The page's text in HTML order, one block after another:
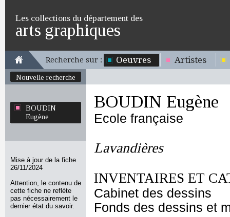
Les collections du département des
arts graphiques
Recherche sur : Oeuvres Artistes
Nouvelle recherche
BOUDIN
Eugène
Mise à jour de la fiche
26/11/2024
Attention, le contenu de
cette fiche ne reflète
pas nécessairement le
dernier état du savoir.
BOUDIN Eugène
Ecole française
Lavandières
INVENTAIRES ET
Cabinet des dessins
Fonds des dessins et